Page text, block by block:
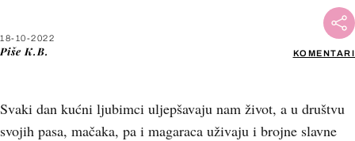
18-10-2022
Piše K.B. KOMENTARI
Svaki dan kućni ljubimci uljepšavaju nam život, a u društvu
svojih pasa, mačaka, pa i magaraca uživaju i brojne slavne